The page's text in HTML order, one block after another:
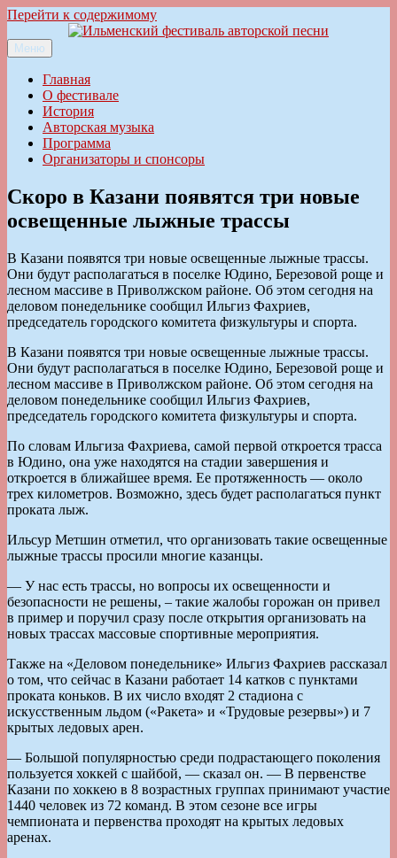
Перейти к содержимому
Ильменский фестиваль авторской песни
Меню
Главная
О фестивале
История
Авторская музыка
Программа
Организаторы и спонсоры
Скоро в Казани появятся три новые
освещенные лыжные трассы
В Казани появятся три новые освещенные лыжные трассы.
Они будут располагаться в поселке Юдино, Березовой роще и
лесном массиве в Приволжском районе. Об этом сегодня на
деловом понедельнике сообщил Ильгиз Фахриев,
председатель городского комитета физкультуры и спорта.
В Казани появятся три новые освещенные лыжные трассы.
Они будут располагаться в поселке Юдино, Березовой роще и
лесном массиве в Приволжском районе. Об этом сегодня на
деловом понедельнике сообщил Ильгиз Фахриев,
председатель городского комитета физкультуры и спорта.
По словам Ильгиза Фахриева, самой первой откроется трасса
в Юдино, она уже находятся на стадии завершения и
откроется в ближайшее время. Ее протяженность — около
трех километров. Возможно, здесь будет располагаться пункт
проката лыж.
Ильсур Метшин отметил, что организовать такие освещенные
лыжные трассы просили многие казанцы.
— У нас есть трассы, но вопросы их освещенности и
безопасности не решены, – такие жалобы горожан он привел
в пример и поручил сразу после открытия организовать на
новых трассах массовые спортивные мероприятия.
Также на «Деловом понедельнике» Ильгиз Фахриев рассказал
о том, что сейчас в Казани работает 14 катков с пунктами
проката коньков. В их число входят 2 стадиона с
искусственным льдом («Ракета» и «Трудовые резервы») и 7
крытых ледовых арен.
— Большой популярностью среди подрастающего поколения
пользуется хоккей с шайбой, — сказал он. — В первенстве
Казани по хоккею в 8 возрастных группах принимают участие
1440 человек из 72 команд. В этом сезоне все игры
чемпионата и первенства проходят на крытых ледовых
аренах.